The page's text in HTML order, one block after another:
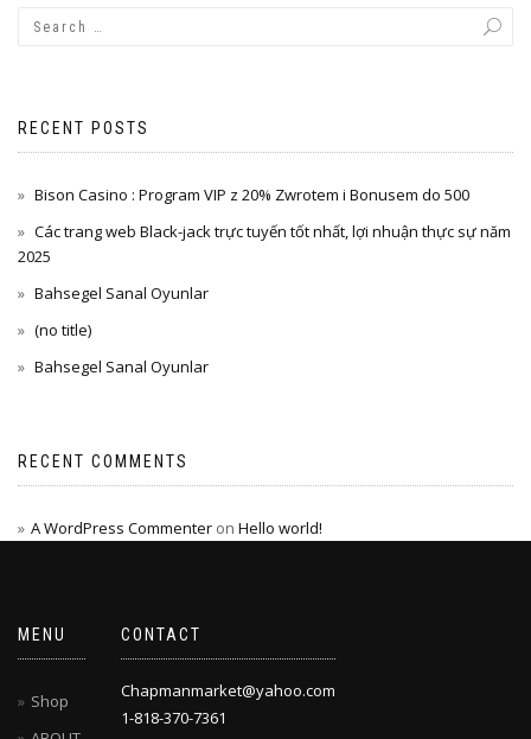
RECENT POSTS
Bison Casino : Program VIP z 20% Zwrotem i Bonusem do 500
Các trang web Black-jack trực tuyến tốt nhất, lợi nhuận thực sự năm
2025
Bahsegel Sanal Oyunlar
(no title)
Bahsegel Sanal Oyunlar
RECENT COMMENTS
A WordPress Commenter on Hello world!
MENU
Shop
CONTACT
Chapmanmarket@yahoo.com
1-818-370-7361